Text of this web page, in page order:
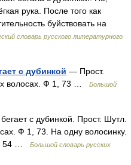
рука. После того как
буйствовать на
словарь русского литературного
с дубинкой — Прост.
волосах. Ф 1, 73 …
Большой
с дубинкой. Прост. Шутл.
Ф 1, 73. На одну волосинку.
54 …
Большой словарь русских